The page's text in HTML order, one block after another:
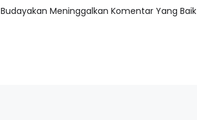
Budayakan Meninggalkan Komentar Yang Baik